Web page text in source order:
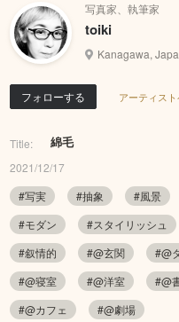
写真家、執筆家
toiki
Kanagawa,
フォローする アーティス
Title: 綿毛
2021/12/17
#写実
#抽象 #風景
#モダン
#スタイリッシュ
#叙情的
#@玄関 #@
#@寝室
#@洋室 #@
#@カフェ
#@劇場